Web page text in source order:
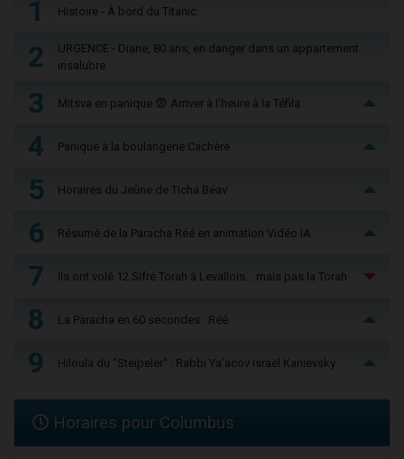
1 Histoire - À bord du Titanic
2
URGENCE - Diane, 80 ans, en danger dans un appartement
insalubre
3 Mitsva en panique 😨 Arriver à l'heure à la Téfila
4 Panique à la boulangerie Cachère
5 Horaires du Jeûne de Ticha Béav
6 Résumé de la Paracha Réé en animation Vidéo IA
7 Ils ont volé 12 Sifré Torah à Levallois… mais pas la Torah
8 La Paracha en 60 secondes : Réé
9 Hiloula du "Steïpeler" : Rabbi Ya’acov Israël Kanievsky
Horaires pour Columbus